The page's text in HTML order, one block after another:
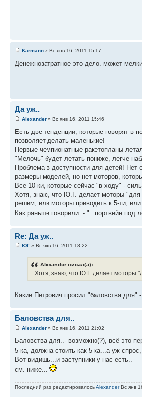
Karmann » Вс янв 16, 2011 15:17
Денежнозатратное это дело, может
Да уж..
Alexander » Вс янв 16, 2011 15:46
Есть две тенденции, которые говорят в
позволяет делать маленькие!
Первые чемпионатные ракетопланы
"Мелочь" будет летать пониже, легче
Проблема в доступности для детей!
размеры моделей, но нет моторов,
Все 10-ки, которые сейчас "в ходу" -
Хотя, знаю, что Ю.Г. делает моторы "для
решим, или моторы приводить к 5-ти,
Как раньше говорили: - " ..портвейн под
Re: Да уж..
ЮГ » Вс янв 16, 2011 18:22
Alexander писал(а):
...Хотя, знаю, что Ю.Г. делает моторы
Какие Петрович просил "баловства для"
Баловства для..
Alexander » Вс янв 16, 2011 21:02
Баловства для..- возможно(?), всё это
5-ка, должна стоить как 5-ка...а уж
Вот видишь...и заступники у нас есть..
см. ниже...
Последний раз редактировалось AlexanderВс янв